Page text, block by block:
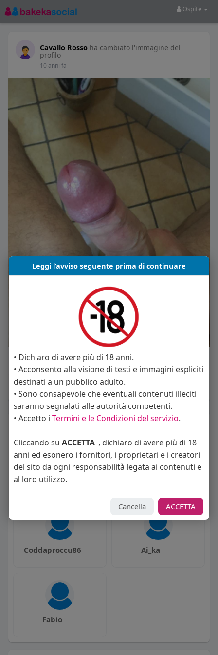
Ospite
Cavallo Rosso ha cambiato l'immagine del
profilo
10 anni fa
Mi piace Commento
La gente si consiglia di rispettare
lucabazooka
Coddaproccu86 Ai_ka
Fabio
Leggi l’avviso seguente prima di continuare
• Dichiaro di avere più di 18 anni.
• Acconsento alla visione di testi e immagini espliciti
destinati a un pubblico adulto.
• Sono consapevole che eventuali contenuti illeciti
saranno segnalati alle autorità competenti.
• Accetto i Termini e le Condizioni del servizio.
Cliccando su ACCETTA , dichiaro di avere più di 18
anni ed esonero i fornitori, i proprietari e i creatori
del sito da ogni responsabilità legata ai contenuti e
al loro utilizzo.
Cancella ACCETTA